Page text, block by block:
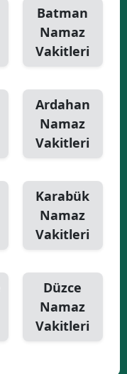
Batman
Namaz
Vakitleri
Ardahan
Namaz
Vakitleri
Karabük
Namaz
Vakitleri
Düzce
Namaz
Vakitleri